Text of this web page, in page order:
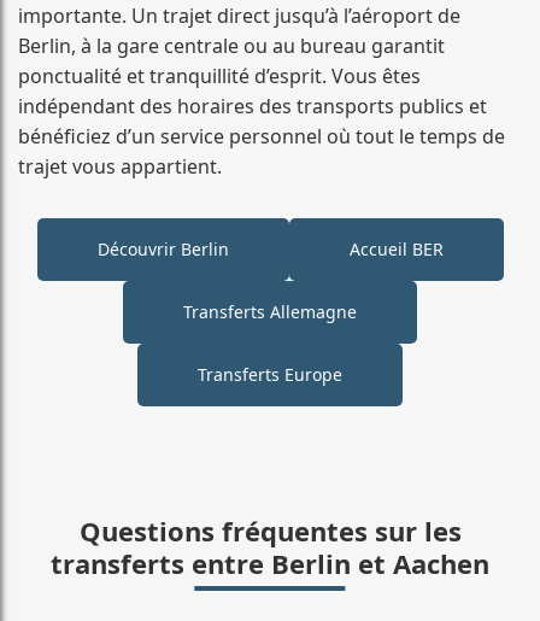
importante. Un trajet direct jusqu’à l’aéroport de
Berlin, à la gare centrale ou au bureau garantit
ponctualité et tranquillité d’esprit. Vous êtes
indépendant des horaires des transports publics et
bénéficiez d’un service personnel où tout le temps de
trajet vous appartient.
Découvrir Berlin Accueil BER
Transferts Allemagne
Transferts Europe
Questions fréquentes sur les
transferts entre Berlin et Aachen